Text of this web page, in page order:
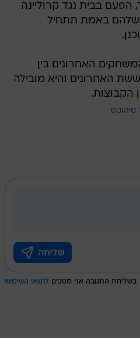
האחרונים בין
סיהוקס
בשליחת התגובה אני מסכים לתנאי השימוש